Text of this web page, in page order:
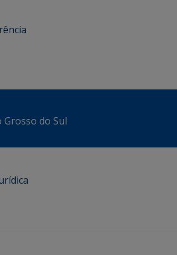
do Sul